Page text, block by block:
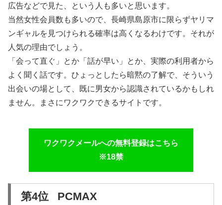
広告などで見た、という人も多いと思います。
当然女性会員数も多いので、長崎県島原市に限らずヤリマ
ンギャルを見つけられる確率は高くなるわけです。それが
人気の理由でしょう。
「会って直ぐ」とか「話が早い」とか、実際の利用者から
よく聞く話です。ひょっとしたら暗黙の了解で、そういう
出会いの場として、既に男女から認識されているかもしれ
ません。まさにワクワクできるサイトです。
ワクワクメールへの無料登録はこちら
※18禁
第4位 PCMAX